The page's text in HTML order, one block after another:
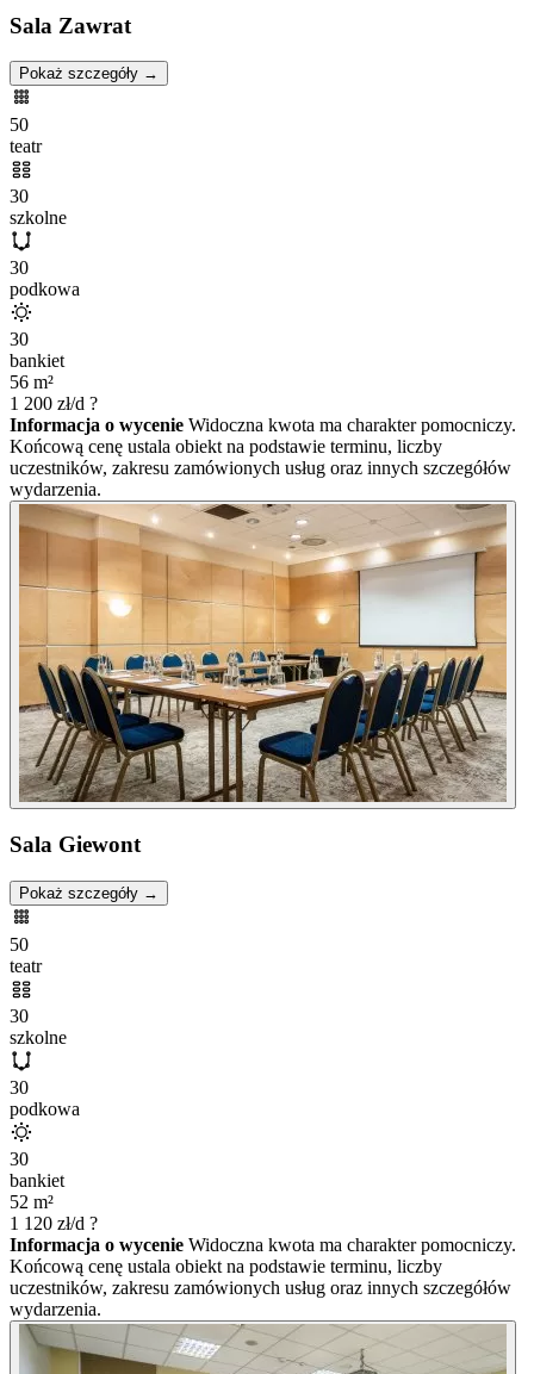
Sala Zawrat
Pokaż szczegóły →
50
teatr
30
szkolne
30
podkowa
30
bankiet
56 m²
1 200 zł/d ?
Informacja o wycenie Widoczna kwota ma charakter pomocniczy.
Końcową cenę ustala obiekt na podstawie terminu, liczby
uczestników, zakresu zamówionych usług oraz innych szczegółów
wydarzenia.
Sala Giewont
Pokaż szczegóły →
50
teatr
30
szkolne
30
podkowa
30
bankiet
52 m²
1 120 zł/d ?
Informacja o wycenie Widoczna kwota ma charakter pomocniczy.
Końcową cenę ustala obiekt na podstawie terminu, liczby
uczestników, zakresu zamówionych usług oraz innych szczegółów
wydarzenia.